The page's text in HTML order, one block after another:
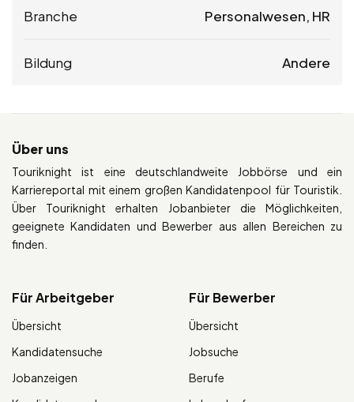
Branche Personalwesen, HR
Bildung Andere
Über uns
Touriknight ist eine deutschlandweite Jobbörse und ein
Karriereportal mit einem großen Kandidatenpool für Touristik.
Über Touriknight erhalten Jobanbieter die Möglichkeiten,
geeignete Kandidaten und Bewerber aus allen Bereichen zu
finden.
Für Arbeitgeber
Übersicht
Kandidatensuche
Jobanzeigen
Für Bewerber
Übersicht
Jobsuche
Berufe